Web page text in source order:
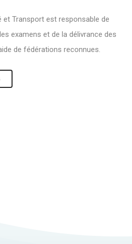
et Transport est responsable de
examens et de la délivrance des
de fédérations reconnues.